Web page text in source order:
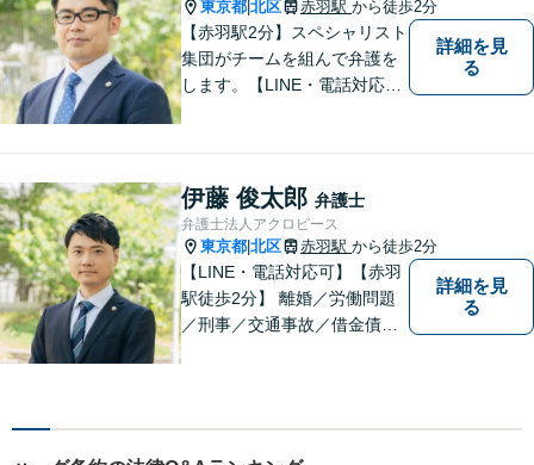
東京都 北区 赤羽駅 から徒歩2分
【赤羽駅2分】スペシャリスト
集団がチームを組んで弁護を
します。【LINE・電話対応
スはあなたの味方です！他士
業との連携あり。
詳細を見
る
伊藤 俊太郎 弁護士
弁護士法人アクロピース
東京都 北区 赤羽駅 から徒歩2分
【LINE・電話対応可】【赤羽
駅徒歩2分】 離婚／労働問題
／刑事／交通事故／借金債務
との連携あり。アクロピース
はあなたの味方です！
詳細を見
る